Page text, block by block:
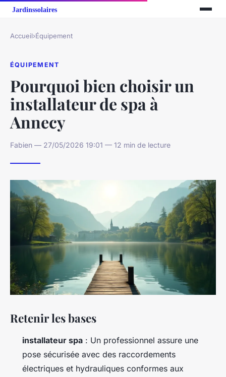
Accueil›Équipement
ÉQUIPEMENT
Pourquoi bien choisir un
installateur de spa à
Annecy
Fabien — 27/05/2026 19:01 — 12 min de lecture
Retenir les bases
installateur spa : Un professionnel assure une
pose sécurisée avec des raccordements
électriques et hydrauliques conformes aux